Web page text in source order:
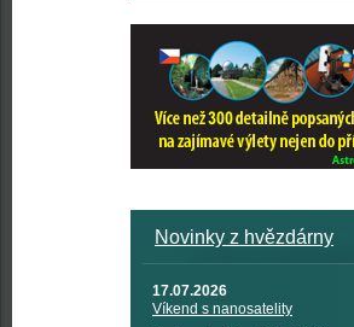
Novinky z hvězdárny
17.07.2026
Víkend s nanosatelity